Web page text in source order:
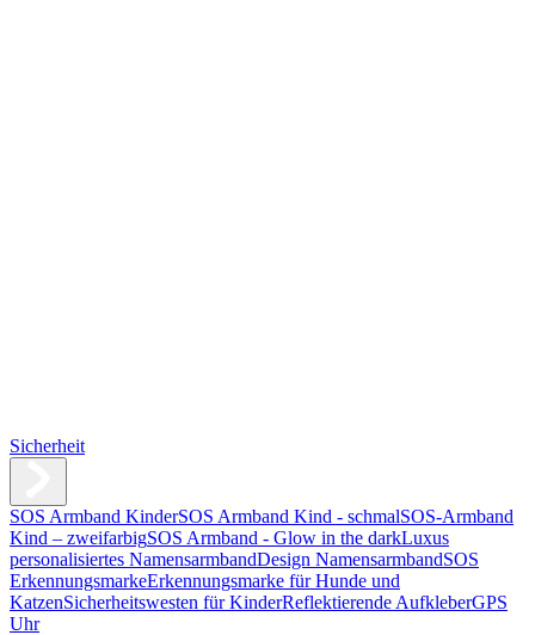
Sicherheit
SOS Armband KinderSOS Armband Kind - schmalSOS-Armband
Kind – zweifarbigSOS Armband - Glow in the darkLuxus
personalisiertes NamensarmbandDesign NamensarmbandSOS
ErkennungsmarkeErkennungsmarke für Hunde und
KatzenSicherheitswesten für KinderReflektierende AufkleberGPS
Uhr